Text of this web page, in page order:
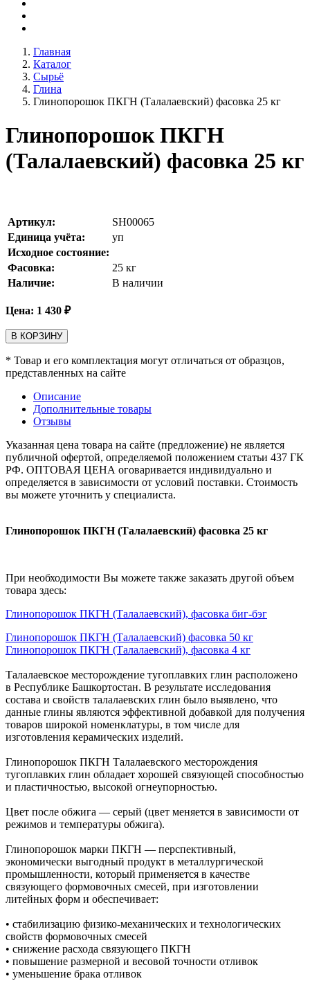
Главная
Каталог
Сырьё
Глина
Глинопорошок ПКГН (Талалаевский) фасовка 25 кг
Глинопорошок ПКГН
(Талалаевский) фасовка 25 кг
Артикул:
SH00065
Единица учёта:
уп
Исходное состояние:
Фасовка:
25 кг
Наличие:
В наличии
Цена: 1 430 ₽
В КОРЗИНУ
* Товар и его комплектация могут отличаться от образцов,
представленных на сайте
Описание
Дополнительные товары
Отзывы
Указанная цена товара на сайте (предложение) не является
публичной офертой, определяемой положением статьи 437 ГК
РФ. ОПТОВАЯ ЦЕНА оговаривается индивидуально и
определяется в зависимости от условий поставки. Стоимость
вы можете уточнить у специалиста.
Глинопорошок ПКГН (Талалаевский) фасовка 25 кг
При необходимости Вы можете также заказать другой объем
товара здесь:
Глинопорошок ПКГН (Талалаевский), фасовка биг-бэг
Глинопорошок ПКГН (Талалаевский) фасовка 50 кг
Глинопорошок ПКГН (Талалаевский), фасовка 4 кг
Талалаевское месторождение тугоплавких глин расположено
в Республике Башкортостан. В результате исследования
состава и свойств талалаевских глин было выявлено, что
данные глины являются эффективной добавкой для получения
товаров широкой номенклатуры, в том числе для
изготовления керамических изделий.
Глинопорошок ПКГН Талалаевского месторождения
тугоплавких глин обладает хорошей связующей способностью
и пластичностью, высокой огнеупорностью.
Цвет после обжига — серый (цвет меняется в зависимости от
режимов и температуры обжига).
Глинопорошок марки ПКГН — перспективный,
экономически выгодный продукт в металлургической
промышленности, который применяется в качестве
связующего формовочных смесей, при изготовлении
литейных форм и обеспечивает:
• стабилизацию физико-механических и технологических
свойств формовочных смесей
• снижение расхода связующего ПКГН
• повышение размерной и весовой точности отливок
• уменьшение брака отливок